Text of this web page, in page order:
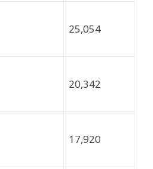
25,054
20,342
17,920